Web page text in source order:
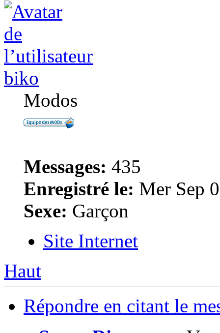
biko
Modos
Messages: 435
Enregistré le: Mer Sep
Sexe: Garçon
Site Internet
Haut
Répondre en citant le